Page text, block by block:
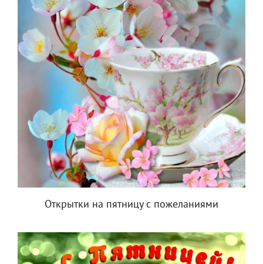
Открытки на пятницу с пожеланиями